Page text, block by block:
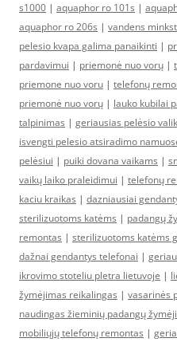
s1000 | aquaphor ro 101s |
aquaphor ro 206s | vandens
pelesio kvapa galima panaikinti |
pardavimui | priemonė nuo vorų |
priemone nuo voru | telefonų
priemonė nuo vorų | lauko kubilai
talpinimas | geriausias pelėsio
isvengti pelesio atsiradimo
pelėsiui | puiki dovana vaikams |
vaikų laiko praleidimui | telefonų
kaciu kraikas | dazniausiai
sterilizuotoms katėms | padangų
remontas | sterilizuotoms katėms
dažnai gendantys telefonai |
ikrovimo stoteliu pletra lietuvoje |
žymėjimas reikalingas | vasarinės
naudingas žieminių padangų
mobiliųjų telefonų remontas |